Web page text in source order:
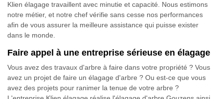
Klien élagage travaillent avec minutie et capacité. Nous estimons
notre métier, et notre chef vérifie sans cesse nos performances
afin de vous assurer la meilleure assistance qui puisse exister
dans le monde.
Faire appel à une entreprise sérieuse en élagage
Vous avez des travaux d'arbre à faire dans votre propriété ? Vous
avez un projet de faire un élagage d'arbre ? Ou est-ce que vous
avez des projets pour ranimer la tenue de votre arbre ?